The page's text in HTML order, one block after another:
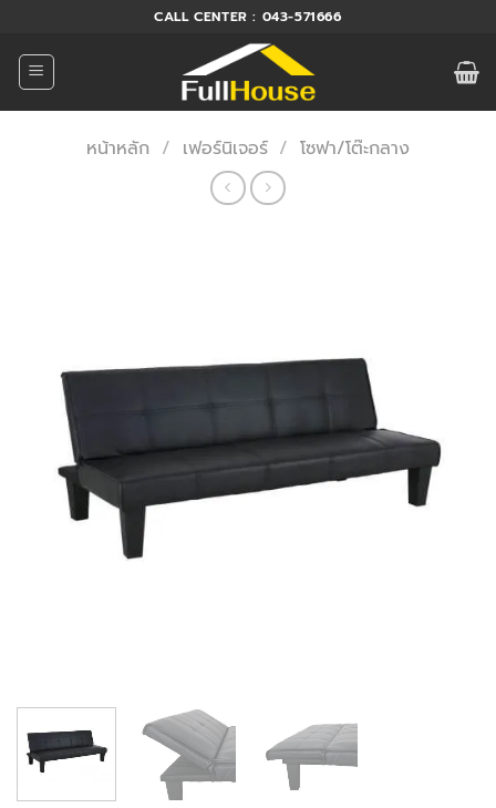
ยัง
เนื้อหา
CALL CENTER : 043-571666
หน้าหลัก / เฟอร์นิเจอร์ / โซฟา/โต๊ะกลาง